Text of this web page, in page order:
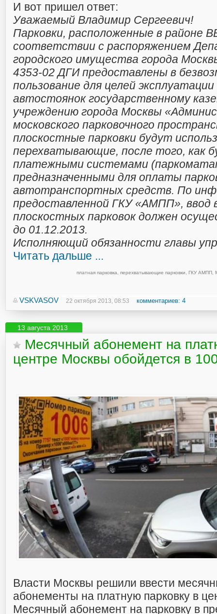
И вот пришел ответ:
Уважаемый Владимир Сергеевич!
Парковки, расположенные в районе
соответствии с распоряжением
городского имущества города
4353-02 ДГИ предоставлены в
пользование для целей
автостоянок государственному
учреждению города Москвы
московского парковочного
плоскостные парковки будут
перехватывающие, после того, как
платежными системами
предназначенными для оплаты
автотранспортных средств. По
предоставленной ГКУ «АМПП», ввод
плоскостных парковок должен
до 01.12.2013.
Исполняющий обязанности главы
Читать дальше ...
платная парковка перехватывающие парковки ГКУ АМПП,
VSKVASOV 22 октября 2013, 08:53 комментариев: 4
13 августа 2013
Месячный абонемент на
центре Москвы обойдется в
Власти Москвы решили ввести
абонементы на платную парковку в
Месячный абонемент на парковку в